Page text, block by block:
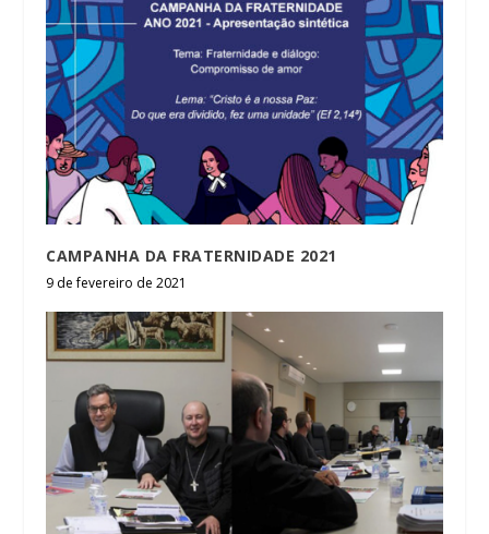
CAMPANHA DA FRATERNIDADE 2021
9 de fevereiro de 2021